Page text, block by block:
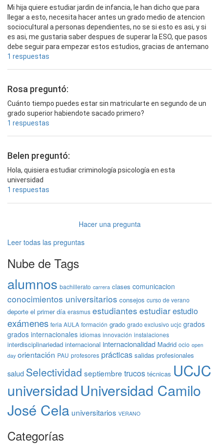
Mi hija quiere estudiar jardin de infancia, le han dicho que para
llegar a esto, necesita hacer antes un grado medio de atencion
sociocultural a personas dependientes, no se si esto es asi, y si
es asi, me gustaria saber despues de superar la ESO, que pasos
debe seguir para empezar estos estudios, gracias de antemano
1 respuestas
Rosa preguntó:
Cuánto tiempo puedes estar sin matricularte en segundo de un
grado superior habiendote sacado primero?
1 respuestas
Belen preguntó:
Hola, quisiera estudiar criminología psicología en esta
universidad
1 respuestas
Hacer una pregunta
Leer todas las preguntas
Nube de Tags
alumnos bachillerato carrera clases comunicacion
conocimientos universitarios consejos curso de verano
deporte el primer día erasmus estudiantes estudiarestudio
exámenes feria AULA formación grado grado exclusivo ucjc grados
grados internacionales idiomas innovación instalaciones
interdisciplinariedad internacional internacionalidad Madrid ocio open
day orientación PAU profesores prácticas salidas profesionales
salud Selectividad septiembre trucos técnicas UCJC
universidadUniversidad Camilo
José Cela universitarios VERANO
Categorías